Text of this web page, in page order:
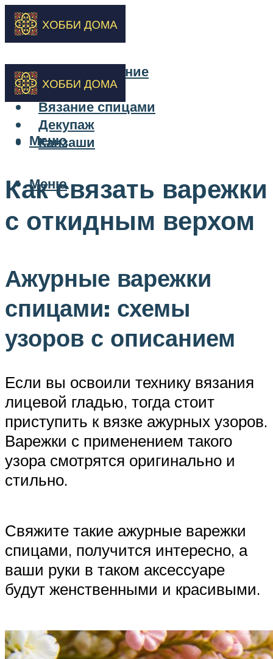
Бисероплетение
Вышивка
Вязание спицами
Декупаж
Канзаши
Меню
Меню
Как связать варежки
с откидным верхом
Ажурные варежки
спицами: схемы
узоров с описанием
Если вы освоили технику вязания
лицевой гладью, тогда стоит
приступить к вязке ажурных узоров.
Варежки с применением такого
узора смотрятся оригинально и
стильно.
Свяжите такие ажурные варежки
спицами, получится интересно, а
ваши руки в таком аксессуаре
будут женственными и красивыми.